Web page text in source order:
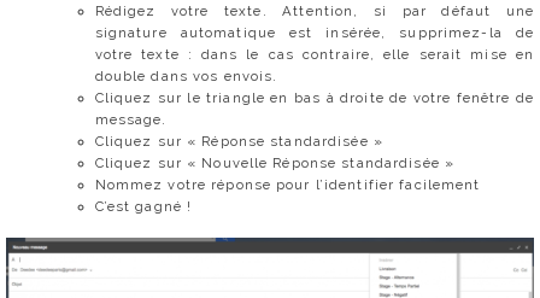
Rédigez votre texte. Attention, si par défaut une
signature automatique est insérée, supprimez-la de
votre texte : dans le cas contraire, elle serait mise en
double dans vos envois.
Cliquez sur le triangle en bas à droite de votre fenêtre de
message.
Cliquez sur « Réponse standardisée »
Cliquez sur « Nouvelle Réponse standardisée »
Nommez votre réponse pour l’identifier facilement
C’est gagné !